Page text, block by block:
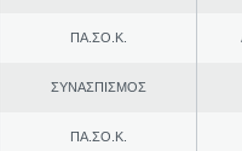
ΠΑ.ΣΟ.Κ.
ΣΥΝΑΣΠΙΣΜΟΣ
ΠΑ.ΣΟ.Κ.